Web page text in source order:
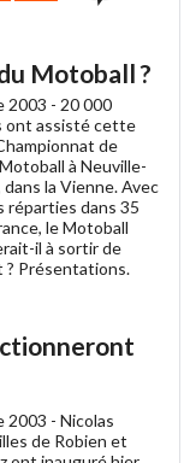
Motoball ?
2003 - 20 000
ont assisté cette
de
à Neuville-
la Vienne. Avec
réparties dans 35
le Motoball
il à sortir de
? Présentations.
2003 - Nicolas
de Robien et